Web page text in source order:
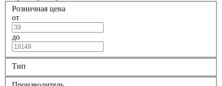
Розничная цена
от
до
Тип